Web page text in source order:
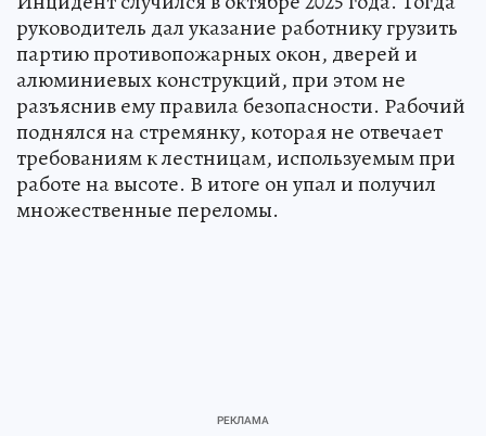
руководитель дал указание работнику грузить
партию противопожарных окон, дверей и
алюминиевых конструкций, при этом не
разъяснив ему правила безопасности. Рабочий
поднялся на стремянку, которая не отвечает
требованиям к лестницам, используемым при
работе на высоте. В итоге он упал и получил
множественные переломы.